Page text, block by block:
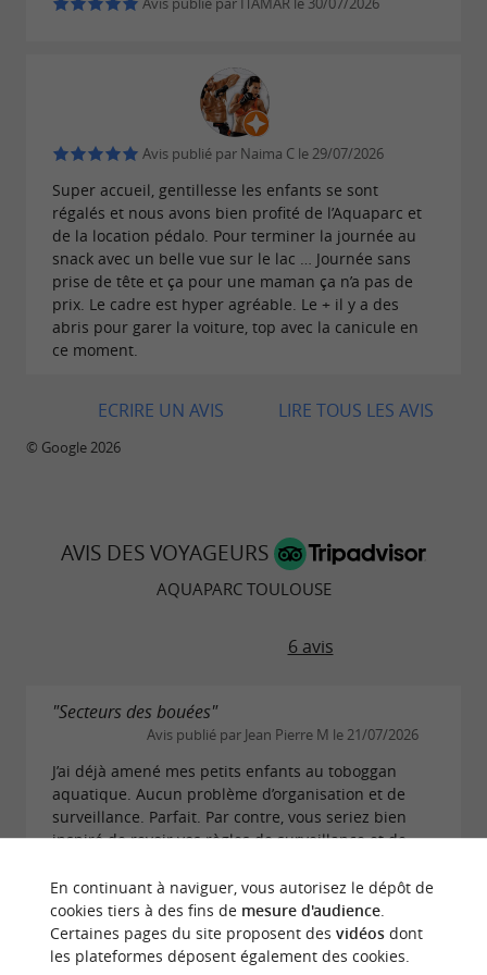
pour s’amuser ensemble. Sur place, un
et petits plats pour reprendre des forces. Si
activité aquatique
originale à faire près de Toulouse, rendez-vous
aulac de la Thésauque , chezAquaparc
Toulouse, la référence des bases de loisirs
aquatiques en Occitanie.
Avis publié par ITAMAR le 30/07/2026
Avis publié par Naima C le 29/07/2026
Super accueil, gentillesse les enfants se sont
régalés et nous avons bien profité de l’Aquaparc et
de la location pédalo. Pour terminer la journée au
snack avec un belle vue sur le lac … Journée sans
prise de tête et ça pour une maman ça n’a pas de
prix. Le cadre est hyper agréable. Le + il y a des
abris pour garer la voiture, top avec la canicule en
ce moment.
LIRE TOUS LES AVIS
ECRIRE UN AVIS
© Google 2026
AVIS DES VOYAGEURS
AQUAPARC TOULOUSE
6 avis
"Secteurs des bouées"
Avis publié par Jean Pierre M le 21/07/2026
J’ai déjà amené mes petits enfants au toboggan
aquatique. Aucun problème d’organisation et de
surveillance. Parfait. Par contre, vous seriez bien
inspiré de revoir vos règles de surveillance et de...
"Horrible"
En continuant à naviguer, vous autorisez le dépôt de
cookies tiers à des fins de mesure d'audience.
Certaines pages du site proposent des vidéosdont
les plateformes déposent également des cookies.